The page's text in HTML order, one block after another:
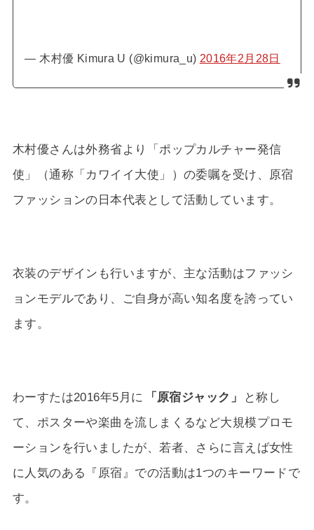
— 木村優 Kimura U (@kimura_u) 2016年2月28日
木村優さんは外務省より「ポップカルチャー発信
使」（通称「カワイイ大使」）の委嘱を受け、原宿
ファッションの日本代表として活動しています。
衣装のデザインも行いますが、主な活動はファッシ
ョンモデルであり、ご自身が高い知名度を誇ってい
ます。
わーすたは2016年5月に 「原宿ジャック」
と称し
て、ポスターや楽曲を流しまくるなど大規模プロモ
ーションを行いましたが、若者、さらに言えば女性
に人気のある『原宿』での活動は1つのキーワードで
す。